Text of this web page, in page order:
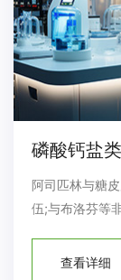
磷酸钙盐
阿司匹林与糖
伍;与布洛芬等
查看详细